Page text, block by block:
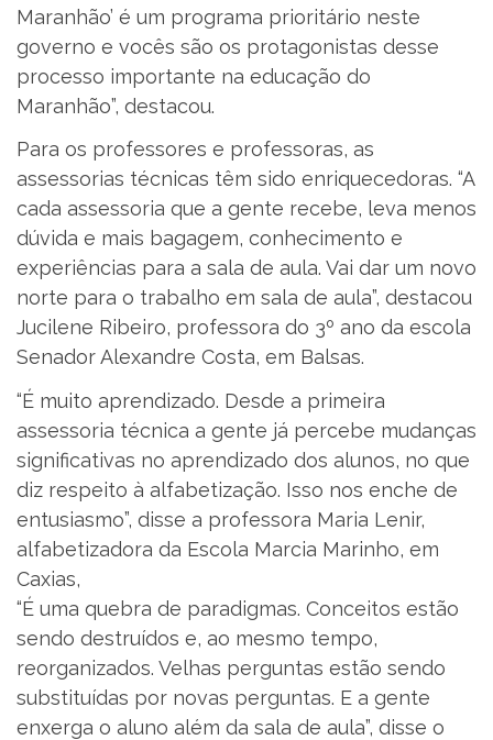
Maranhão’ é um programa prioritário neste
governo e vocês são os protagonistas desse
processo importante na educação do
Maranhão”, destacou.
Para os professores e professoras, as
assessorias técnicas têm sido enriquecedoras. “A
cada assessoria que a gente recebe, leva menos
dúvida e mais bagagem, conhecimento e
experiências para a sala de aula. Vai dar um novo
norte para o trabalho em sala de aula”, destacou
Jucilene Ribeiro, professora do 3º ano da escola
Senador Alexandre Costa, em Balsas.
“É muito aprendizado. Desde a primeira
assessoria técnica a gente já percebe mudanças
significativas no aprendizado dos alunos, no que
diz respeito à alfabetização. Isso nos enche de
entusiasmo”, disse a professora Maria Lenir,
alfabetizadora da Escola Marcia Marinho, em
Caxias,
“É uma quebra de paradigmas. Conceitos estão
sendo destruídos e, ao mesmo tempo,
reorganizados. Velhas perguntas estão sendo
substituídas por novas perguntas. E a gente
enxerga o aluno além da sala de aula”, disse o